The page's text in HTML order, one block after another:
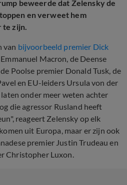
beweerde dat Zelensky de
en verweet hem
te zijn.
van bijvoorbeeld premier Dick
Macron, de Deense
Poolse premier Donald Tusk, de
en EU-leiders Ursula von der
onder meer weten achter
die agressor Rusland heeft
reageert Zelensky op elk
uit Europa, maar er zijn ook
premier Justin Trudeau en
Christopher Luxon.